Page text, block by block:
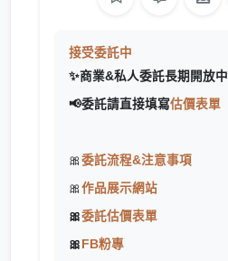
接受委託中
✨商業&私人委託長期開放中
📢委託請直接填寫估價表單
🎀 委託流程&注意事項
🎀 作品展示網站
🎀委託估價表單
🎀 FB粉專